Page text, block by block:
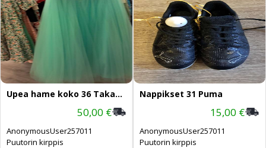
Upea hame koko 36 Takaa säädettävä
50,00 €
AnonymousUser257011
Puutorin kirppis
Nappikset 31 Puma
15,00 €
AnonymousUser257011
Puutorin kirppis